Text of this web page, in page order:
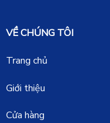
VỀ CHÚNG TÔI
Trang chủ
Giới thiệu
Cửa hàng